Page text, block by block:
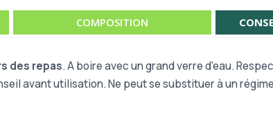
COMPOSITION
des repas. A boire avec un grand verre d'eau.
avant utilisation. Ne peut se substituer à un